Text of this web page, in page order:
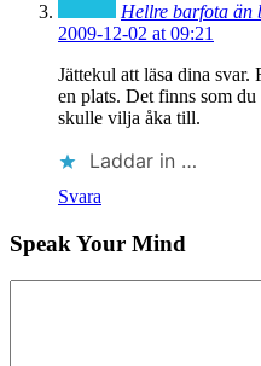
Hellre barfota än
2009-12-02 at 09:21
Jättekul att läsa dina svar.
en plats. Det finns som du
skulle vilja åka till.
Laddar in …
Svara
Speak Your Mind